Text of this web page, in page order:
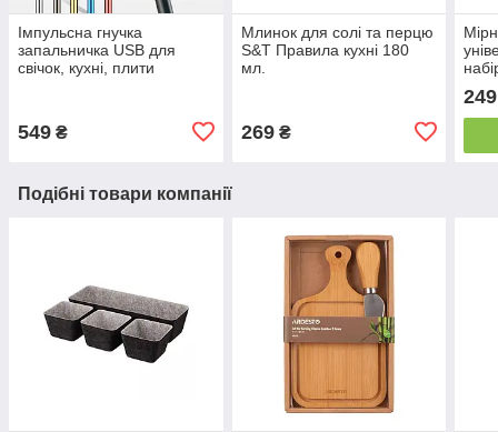
Імпульсна гнучка
запальничка USB для
свічок, кухні, плити
549 ₴
Млинок для солі та перцю
S&T Правила кухні 180
мл.
269₴
249
Подібні товари компанії